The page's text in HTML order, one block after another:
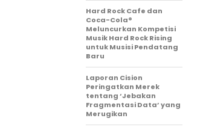
Hard Rock Cafe dan
Coca-Cola®
Meluncurkan Kompetisi
Musik Hard Rock Rising
untuk Musisi Pendatang
Baru
Laporan Cision
Peringatkan Merek
tentang ‘Jebakan
Fragmentasi Data’ yang
Merugikan